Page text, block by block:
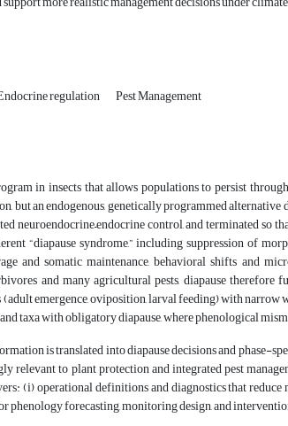
regulation
Pest Management
in insects that allows populations to persist
but an endogenous, genetically programmed
neuroendocrine–endocrine control, and terminated
“diapause syndrome,” including suppression of
and somatic maintenance, behavioral shifts and
and many agricultural pests, diapause therefore
emergence, oviposition, larval feeding) with
taxa with obligatory diapause, where phenological
is translated into diapause decisions and phase-
relevant to plant protection and integrated pest
(i) operational definitions and diagnostics that
phenology forecasting, monitoring design, and